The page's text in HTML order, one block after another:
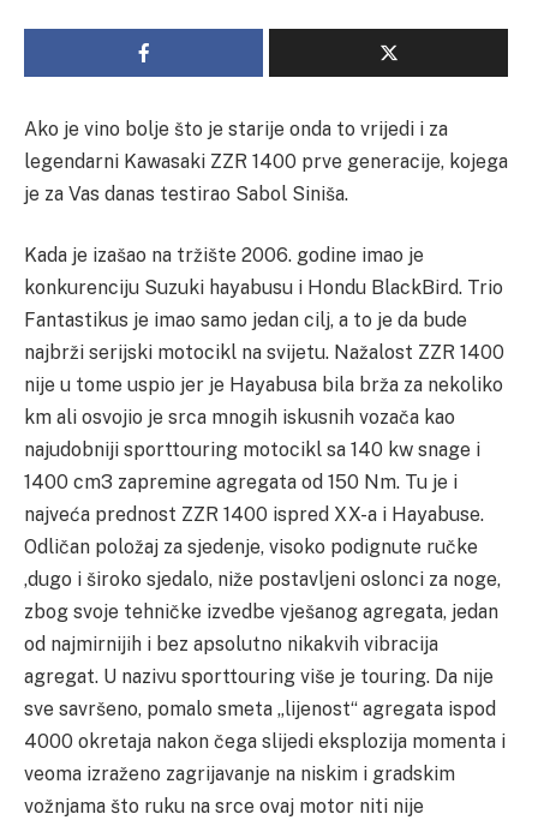
Ako je vino bolje što je starije onda to vrijedi i za
legendarni Kawasaki ZZR 1400 prve generacije, kojega
je za Vas danas testirao Sabol Siniša.
Kada je izašao na tržište 2006. godine imao je
konkurenciju Suzuki hayabusu i Hondu BlackBird. Trio
Fantastikus je imao samo jedan cilj, a to je da bude
najbrži serijski motocikl na svijetu. Nažalost ZZR 1400
nije u tome uspio jer je Hayabusa bila brža za nekoliko
km ali osvojio je srca mnogih iskusnih vozača kao
najudobniji sporttouring motocikl sa 140 kw snage i
1400 cm3 zapremine agregata od 150 Nm. Tu je i
najveća prednost ZZR 1400 ispred XX-a i Hayabuse.
Odličan položaj za sjedenje, visoko podignute ručke
,dugo i široko sjedalo, niže postavljeni oslonci za noge,
zbog svoje tehničke izvedbe vješanog agregata, jedan
od najmirnijih i bez apsolutno nikakvih vibracija
agregat. U nazivu sporttouring više je touring. Da nije
sve savršeno, pomalo smeta „lijenost“ agregata ispod
4000 okretaja nakon čega slijedi eksplozija momenta i
veoma izraženo zagrijavanje na niskim i gradskim
vožnjama što ruku na srce ovaj motor niti nije